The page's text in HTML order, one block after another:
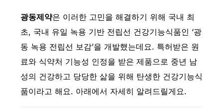
광동제약은 이러한 고민을 해결하기 위해 국내 최
초, 국내 유일 녹용 기반 전립선 건강기능식품인 ‘광
동 녹용 전립선 보감’을 개발했는데요. 특허받은 원
료와 식약처 기능성 인정을 받은 제품으로 중년 남
성의 건강하고 당당한 삶을 위해 탄생한 건강기능식
품이라고 해요. 아래에서 자세히 알려드릴게요.